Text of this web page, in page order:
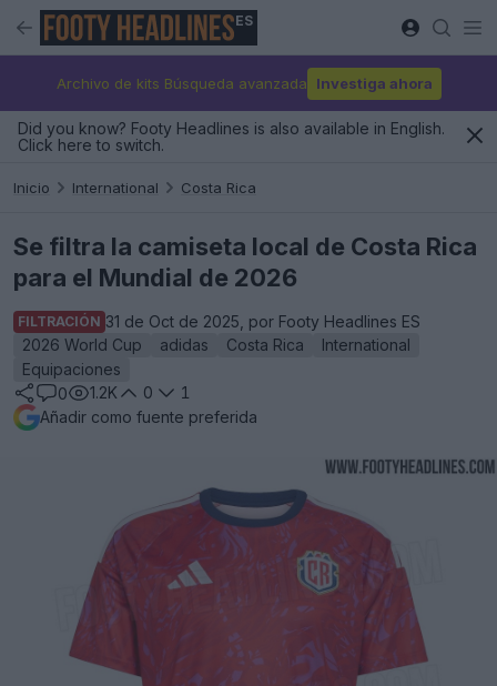
ES
Archivo de kits Búsqueda avanzada Investiga ahora
Did you know? Footy Headlines is also available in English.
Click here to switch.
Inicio International Costa Rica
Se filtra la camiseta local de Costa Rica
para el Mundial de 2026
FILTRACIÓN 31 de Oct de 2025, por Footy Headlines ES
2026 World Cup
adidas Costa Rica
International
Equipaciones
0
1.2K 0
1
Añadir como fuente preferida